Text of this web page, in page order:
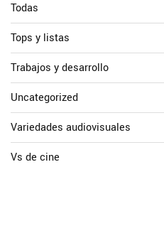
Todas
Tops y listas
Trabajos y desarrollo
Uncategorized
Variedades audiovisuales
Vs de cine